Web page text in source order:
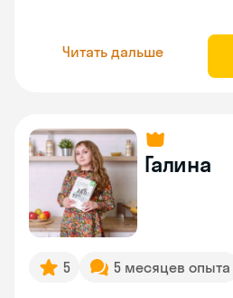
Читать дальше
Галина
5 5 месяцев опыта